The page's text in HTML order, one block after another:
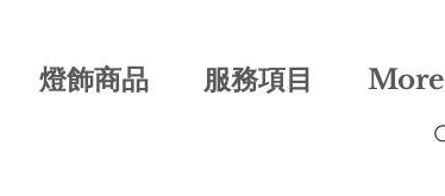
燈飾商品 服務項目 More